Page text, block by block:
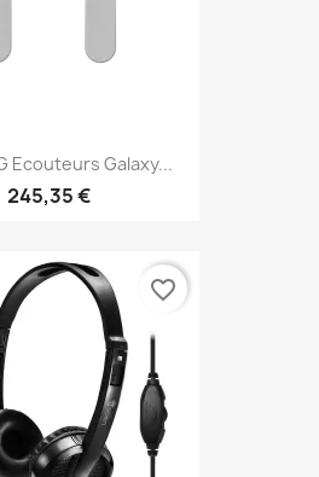
Ecouteurs Galaxy...
245,35 €
favorite_border